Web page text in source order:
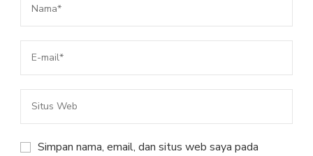
Simpan nama, email, dan situs web saya pada